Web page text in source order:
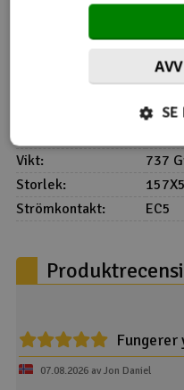
behov. G-Tech-kontakten
laddare med XH-
batteri på samma sätt
Specifikationer:
Vikt:
737
Storlek:
Strömkontakt:
EC5
Fungerer
07.08.2026 av Jon Daniel
SE